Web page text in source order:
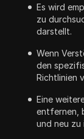
Es wird
zu
darstellt.
Wenn
den
Richtlinien
Eine
entfernen,
und neu zu